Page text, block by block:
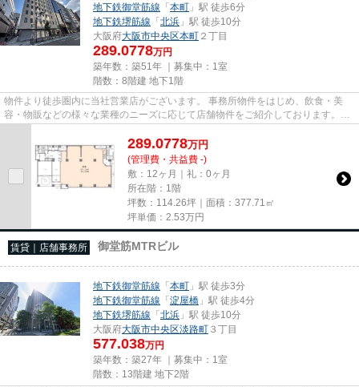
地下鉄御堂筋線 「本町 」駅 徒歩6分
地下鉄堺筋線 「北浜 」駅 徒歩10分
大阪府大阪市中央区本町 ２丁目
289.0778万円
築年数：築51年 ｜募集中： 1室
階数：8階建 地下1階
物件より徒歩圏内に当社営業店がございます。 事務所物件をはじめ、飲食・美
容・物販などの様々な業種のニーズに応じて店舗物件をご紹介しております。
尚、弊社ではおとり広告は一切...
289.0778万円
(管理費・共益費 -)
敷：12ヶ月｜礼：0ヶ月
所在階：1階
坪数：114.26坪｜面積：377.71㎡
坪単価： 2.53万円
賃貸｜店舗事務所 御堂筋MTRビル
地下鉄御堂筋線 「本町 」駅 徒歩3分
地下鉄御堂筋線 「淀屋橋 」駅 徒歩4分
地下鉄堺筋線 「北浜 」駅 徒歩10分
大阪府大阪市中央区淡路町 ３丁目
577.038万円
築年数：築27年 ｜募集中： 1室
階数：13階建 地下2階